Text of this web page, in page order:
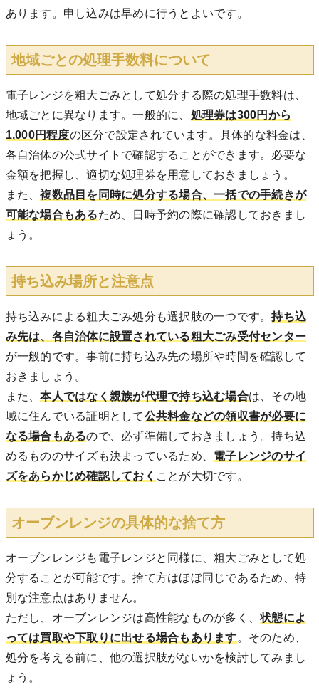
あります。申し込みは早めに行うとよいです。
地域ごとの処理手数料について
電子レンジを粗大ごみとして処分する際の処理手数料は、
地域ごとに異なります。一般的に、 処理券は300円から
1,000円程度の区分で設定されています。具体的な料金は、
各自治体の公式サイトで確認することができます。必要な
金額を把握し、適切な処理券を用意しておきましょう。
また、複数品目を同時に処分する場合、一括での手続きが
可能な場合もあるため、日時予約の際に確認しておきまし
ょう。
持ち込み場所と注意点
持ち込みによる粗大ごみ処分も選択肢の一つです。持ち込
み先は、各自治体に設置されている粗大ごみ受付センター
が一般的です。事前に持ち込み先の場所や時間を確認して
おきましょう。
また、本人ではなく親族が代理で持ち込む場合は、その地
域に住んでいる証明として公共料金などの領収書が必要に
なる場合もあるので、必ず準備しておきましょう。持ち込
めるもののサイズも決まっているため、 電子レンジのサイ
ズをあらかじめ確認しておく ことが大切です。
オーブンレンジの具体的な捨て方
オーブンレンジも電子レンジと同様に、粗大ごみとして処
分することが可能です。捨て方はほぼ同じであるため、特
別な注意点はありません。
ただし、オーブンレンジは高性能なものが多く、状態によ
っては買取や下取りに出せる場合もあります。そのため、
処分を考える前に、他の選択肢がないかを検討してみまし
ょう。